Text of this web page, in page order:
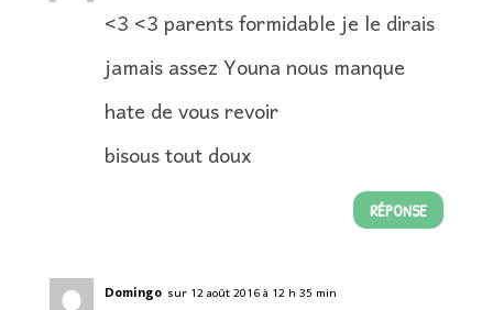
<3 <3 parents formidable je le dirais
jamais assez Youna nous manque
hate de vous revoir
bisous tout doux
RÉPONSE
Domingo sur 12 août 2016 à 12 h 35 min